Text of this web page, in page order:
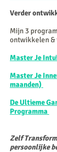
Verder
Mijn 3
ontwikkelen
Master Je
Master Je
maanden)
De Ultieme
Programma
Zelf
persoonlijke